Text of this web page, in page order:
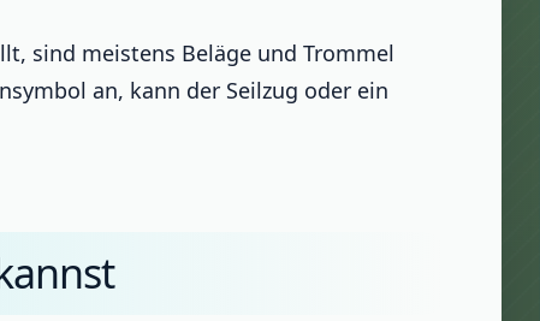
sind meistens Beläge und Trommel
an, kann der Seilzug oder ein